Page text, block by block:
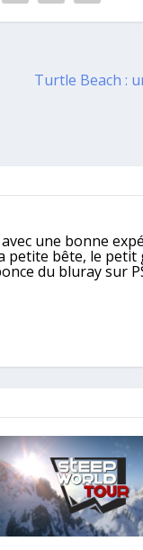
Turtle Beach :
une bonne
petite bête, le
du bluray sur